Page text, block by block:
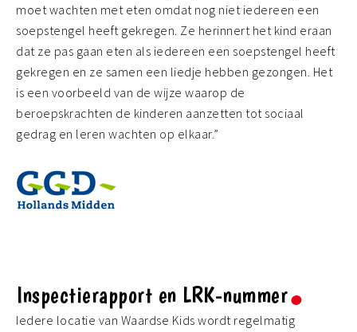
moet wachten met eten omdat nog niet iedereen een
soepstengel heeft gekregen. Ze herinnert het kind eraan
dat ze pas gaan eten als iedereen een soepstengel heeft
gekregen en ze samen een liedje hebben gezongen. Het
is een voorbeeld van de wijze waarop de
beroepskrachten de kinderen aanzetten tot sociaal
gedrag en leren wachten op elkaar.”
Inspectierapport en LRK-nummer
Iedere locatie van Waardse Kids wordt regelmatig